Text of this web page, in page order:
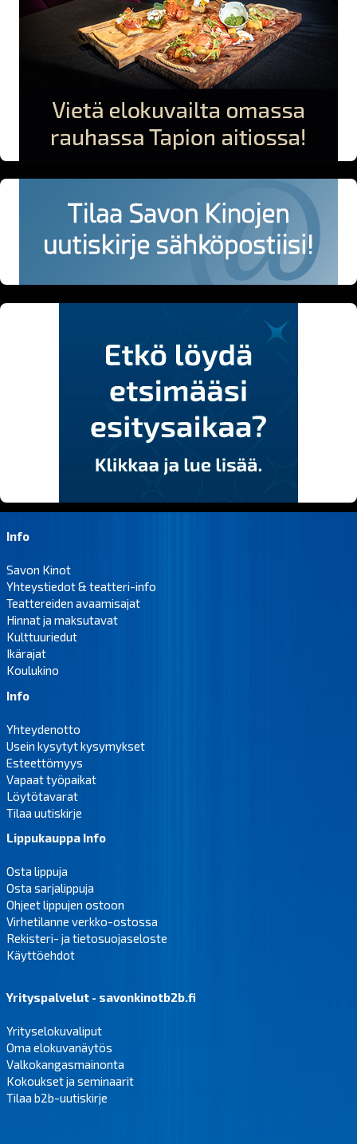
Info
Savon Kinot
Yhteystiedot & teatteri-info
Teattereiden avaamisajat
Hinnat ja maksutavat
Kulttuuriedut
Ikärajat
Koulukino
Info
Yhteydenotto
Usein kysytyt kysymykset
Esteettömyys
Vapaat työpaikat
Löytötavarat
Tilaa uutiskirje
Lippukauppa Info
Osta lippuja
Osta sarjalippuja
Ohjeet lippujen ostoon
Virhetilanne verkko-ostossa
Rekisteri- ja tietosuojaseloste
Käyttöehdot
Yrityspalvelut - savonkinotb2b.fi
Yrityselokuvaliput
Oma elokuvanäytös
Valkokangasmainonta
Kokoukset ja seminaarit
Tilaa b2b-uutiskirje